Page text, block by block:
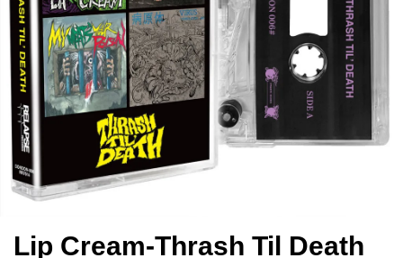
Lip Cream-Thrash Til Death